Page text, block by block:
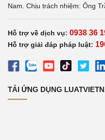
Nam. Chịu trách nhiệm: Ông
Hỗ trợ về dịch vụ: 0938 36
Hỗ trợ giải đáp pháp luật:
TẢI ỨNG DỤNG